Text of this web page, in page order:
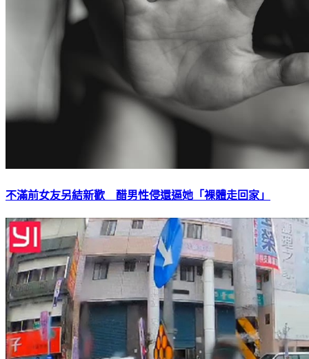
不滿前女友另結新歡 醋男性侵還逼她「裸體走回家」